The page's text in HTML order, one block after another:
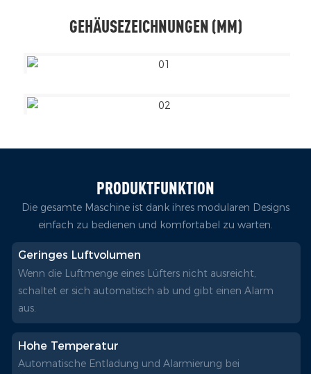
GEHÄUSEZEICHNUNGEN (MM)
PRODUKTFUNKTION
Die gesamte Maschine ist dank ihres modularen Designs
einfach zu bedienen und komfortabel zu warten.
Geringes Luftvolumen
Wenn die Luftmenge eines Lüfters nicht ausreicht,
schaltet er sich automatisch ab und gibt einen Alarm
aus.
Hohe Temperatur
Automatische Entladung und Alarmierung bei